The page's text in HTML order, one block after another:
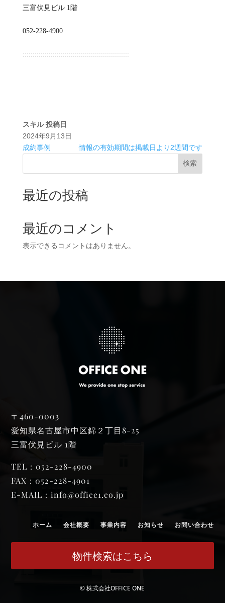
三富伏見ビル 1階
052-228-4900
:::::::::::::::::::::::::::::::::::::::::::::::::::::
スキル 投稿日
2024年9月13日
成約事例
情報の有効期間は掲載日より2週間です
検索
最近の投稿
最近のコメント
表示できるコメントはありません。
〒460-0003
愛知県名古屋市中区錦２丁目8-25
三富伏見ビル 1階
TEL：052-228-4900
FAX：052-228-4901
E-MAIL：info@office1.co.jp
ホーム 会社概要 事業内容 お知らせ お問い合わせ
物件検索はこちら
© 株式会社OFFICE ONE